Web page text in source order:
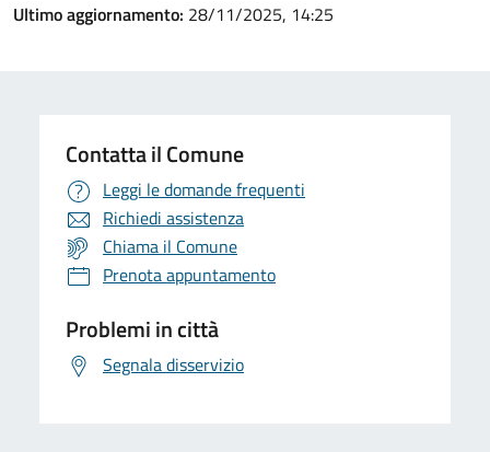
Ultimo aggiornamento: 28/11/2025, 14:25
Contatta il Comune
Leggi le domande frequenti
Richiedi assistenza
Chiama il Comune
Prenota appuntamento
Problemi in città
Segnala disservizio